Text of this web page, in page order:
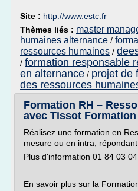
Site : http://www.estc.fr
Thèmes liés : master
humaines alternance /
ressources humaines /
/ formation responsable
en alternance / projet de
des ressources
Formation RH –
avec Tissot Formation
Réalisez une formation en
mesure ou en intra,
Plus d'information 01 84 03
En savoir plus sur la